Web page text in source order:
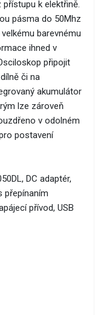
k elektřině.
pásma do 50Mhz
barevnému
ihned v
připojit
či na
akumulátor
lze zároveň
v odolném
postavení
DC adaptér,
přepínaním
přívod, USB